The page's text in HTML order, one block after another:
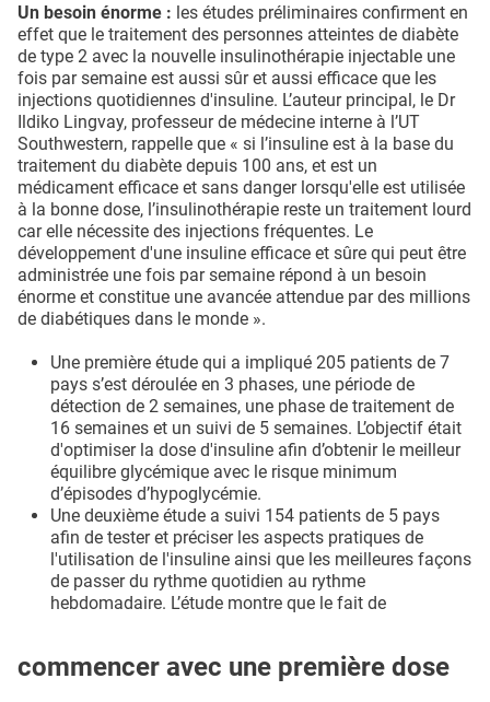
Un besoin énorme : les études préliminaires confirment en
effet que le traitement des personnes atteintes de diabète
de type 2 avec la nouvelle insulinothérapie injectable une
fois par semaine est aussi sûr et aussi efficace que les
injections quotidiennes d'insuline. L’auteur principal, le Dr
Ildiko Lingvay, professeur de médecine interne à l’UT
Southwestern, rappelle que « si l’insuline est à la base du
traitement du diabète depuis 100 ans, et est un
médicament efficace et sans danger lorsqu'elle est utilisée
à la bonne dose, l’insulinothérapie reste un traitement lourd
car elle nécessite des injections fréquentes. Le
développement d'une insuline efficace et sûre qui peut être
administrée une fois par semaine répond à un besoin
énorme et constitue une avancée attendue par des millions
de diabétiques dans le monde ».
Une première étude qui a impliqué 205 patients de 7
pays s’est déroulée en 3 phases, une période de
détection de 2 semaines, une phase de traitement de
16 semaines et un suivi de 5 semaines. L’objectif était
d'optimiser la dose d'insuline afin d’obtenir le meilleur
équilibre glycémique avec le risque minimum
d’épisodes d’hypoglycémie.
Une deuxième étude a suivi 154 patients de 5 pays
afin de tester et préciser les aspects pratiques de
l'utilisation de l'insuline ainsi que les meilleures façons
de passer du rythme quotidien au rythme
hebdomadaire. L’étude montre que le fait de
commencer avec une première dose